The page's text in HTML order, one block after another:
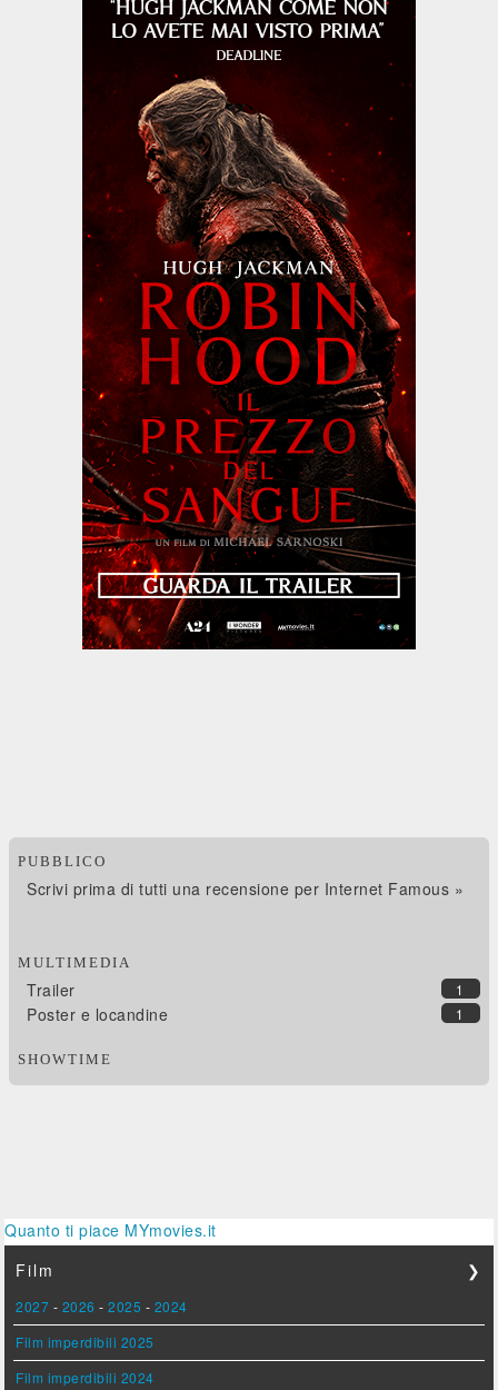
PUBBLICO
Scrivi prima di tutti una recensione per Internet Famous »
MULTIMEDIA
1
Trailer
1
Poster e locandine
SHOWTIME
Quanto ti piace MYmovies.it
Film
❯
2027 - 2026 -2025 - 2024
Film imperdibili 2025
Film imperdibili 2024